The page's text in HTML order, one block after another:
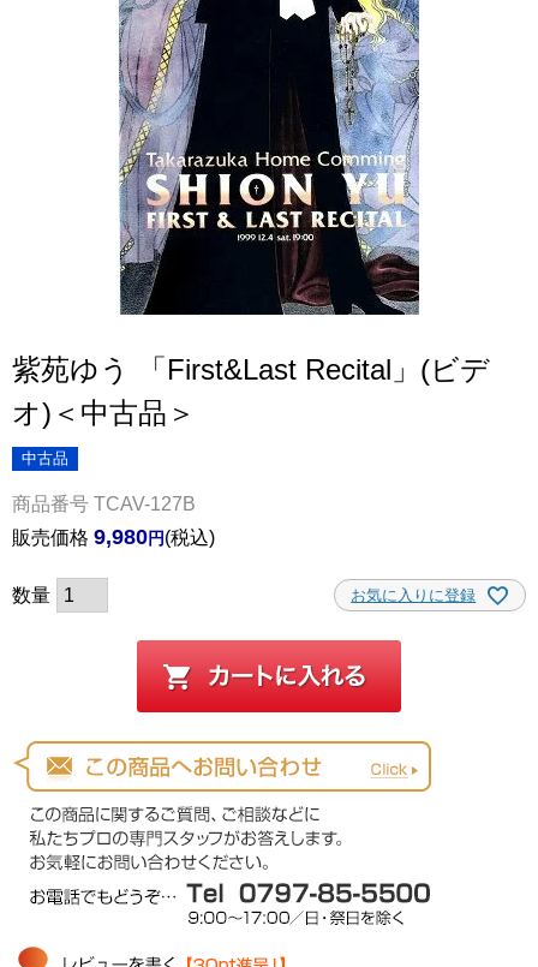
紫苑ゆう 「First&Last Recital」(ビデ
オ)＜中古品＞
中古品
商品番号 TCAV-127B
販売価格 9,980 税込
お気に入りに登録